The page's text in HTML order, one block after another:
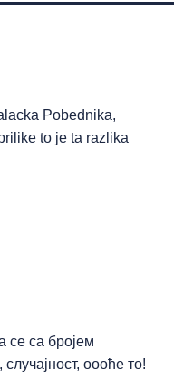
Pobednika,
to je ta razlika
се са бројем
оооће то!